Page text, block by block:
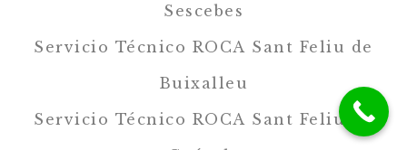
Sescebes
Servicio Técnico ROCA Sant Feliu de
Buixalleu
Servicio Técnico ROCA Sant Feliu de